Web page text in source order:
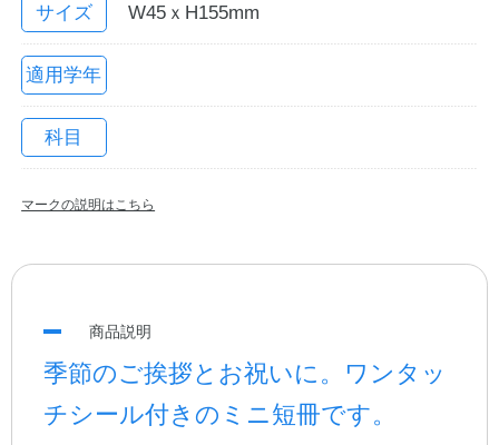
English
法人のお客様へ
サイズ W45ｘH155mm
適用学年
科目
マークの説明はこちら
商品説明
季節のご挨拶とお祝いに。ワンタッ
チシール付きのミニ短冊です。